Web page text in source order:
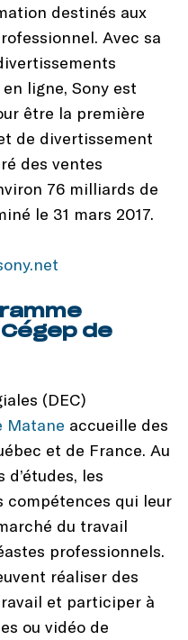
destinés aux
Avec sa
ligne, Sony est
être la première
de divertissement
des ventes
76 milliards de
le 31 mars 2017.
de
(DEC)
Matane accueille des
et de France. Au
les
compétences qui leur
du travail
professionnels.
réaliser des
et participer à
ou vidéo de